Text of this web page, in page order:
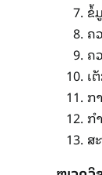
ຂໍ້​
ຄ
ຄ
ເ
ກ
ກໍ
ສ